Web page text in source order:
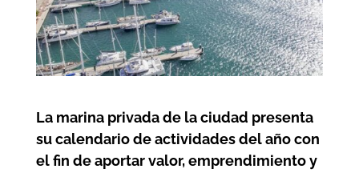
La marina privada de la ciudad presenta
su calendario de actividades del año con
el fin de aportar valor, emprendimiento y